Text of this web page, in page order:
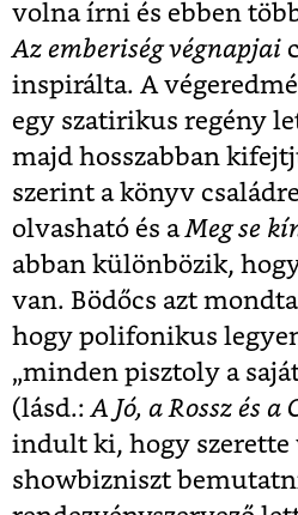
volna írni és ebben
Az emberiség végnapjai
inspirálta. A
egy szatirikus regény
majd hosszabban
szerint a könyv
olvasható és aMeg se
abban különbözik,
van. Bödőcs azt
hogy polifonikus
„minden pisztoly a
(lásd.: A Jó, a Rossz és a
indult ki, hogy szerette
showbizniszt